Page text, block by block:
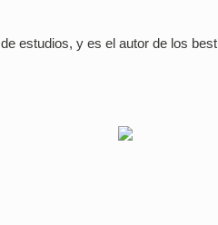
estudios, y es el autor de los best